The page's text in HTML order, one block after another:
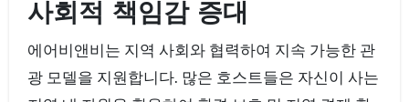
사회적 책임감 증대
에어비앤비는 지역 사회와 협력하여 지속 가능한 관
광 모델을 지원합니다. 많은 호스트들은 자신이 사는